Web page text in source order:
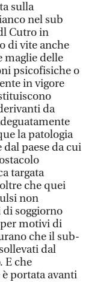
sulla
nel sub
Cutro in
di vite anche
maglie delle
psicofisiche o
in vigore
da
la patologia
paese da cui
targata
che quei
non
soggiorno
motivi di
che il sub-
dal
E che
portata avanti